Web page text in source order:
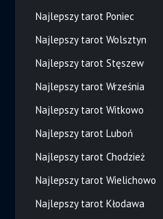
Najlepszy tarot Poniec
Najlepszy tarot Wolsztyn
Najlepszy tarot Stęszew
Najlepszy tarot Września
Najlepszy tarot Witkowo
Najlepszy tarot Luboń
Najlepszy tarot Chodzież
Najlepszy tarot Wielichowo
Najlepszy tarot Kłodawa